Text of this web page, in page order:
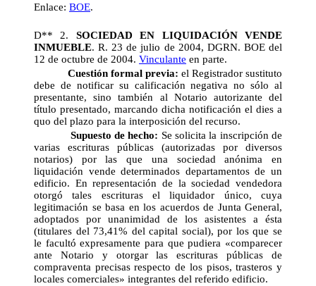
Enlace: BOE.
D** 2. SOCIEDAD EN LIQUIDACIÓN VENDE
INMUEBLE. R. 23 de julio de 2004, DGRN. BOE del
12 de octubre de 2004. Vinculante en parte.
Cuestión formal previa: el Registrador sustituto
debe de notificar su calificación negativa no sólo al
presentante, sino también al Notario autorizante del
título presentado, marcando dicha notificación el dies a
quo del plazo para la interposición del recurso.
Supuesto de hecho: Se solicita la inscripción de
varias escrituras públicas (autorizadas por diversos
notarios) por las que una sociedad anónima en
liquidación vende determinados departamentos de un
edificio. En representación de la sociedad vendedora
otorgó tales escrituras el liquidador único, cuya
legitimación se basa en los acuerdos de Junta General,
adoptados por unanimidad de los asistentes a ésta
(titulares del 73,41% del capital social), por los que se
le facultó expresamente para que pudiera «comparecer
ante Notario y otorgar las escrituras públicas de
compraventa precisas respecto de los pisos, trasteros y
locales comerciales» integrantes del referido edificio.